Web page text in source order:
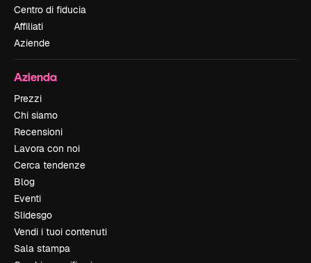
Centro di fiducia
Affiliati
Aziende
Azienda
Prezzi
Chi siamo
Recensioni
Lavora con noi
Cerca tendenze
Blog
Eventi
Slidesgo
Vendi i tuoi contenuti
Sala stampa